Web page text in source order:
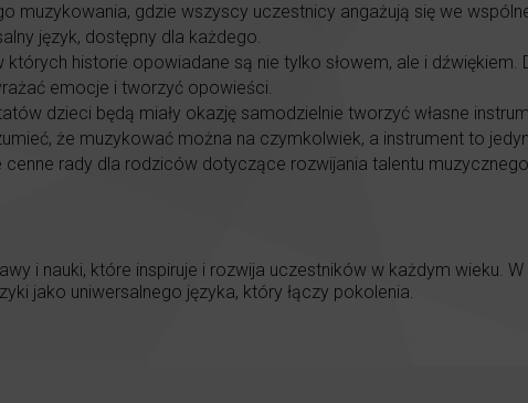
muzykowania, gdzie wszyscy uczestnicy angażują się we
język, dostępny dla każdego.
których historie opowiadane są nie tylko słowem, ale i
emocje i tworzyć opowieści.
dzieci będą miały okazję samodzielnie tworzyć własne
że muzykować można na czymkolwiek, a instrument to
rady dla rodziców dotyczące rozwijania talentu
i nauki, które inspiruje i rozwija uczestników w każdym wieku. W
jako uniwersalnego języka, który łączy pokolenia.